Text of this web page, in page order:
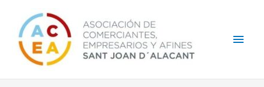
contenido